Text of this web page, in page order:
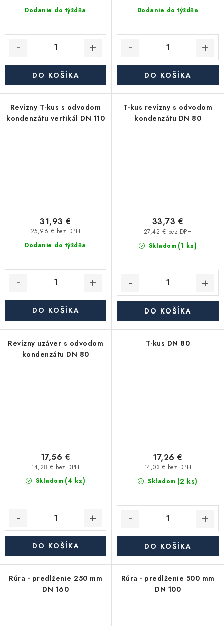
Dodanie do týždňa
DO KOŠÍKA
Dodanie do týždňa
DO KOŠÍKA
Revízny T-kus s odvodom
kondenzátu vertikál DN 110
Dodanie do týždňa
25,96 € bez DPH
31,93 €
DO KOŠÍKA
T-kus revízny s odvodom
kondenzátu DN 80
Skladom (1 ks)
27,42 € bez DPH
33,73 €
DO KOŠÍKA
Revízny uzáver s odvodom
kondenzátu DN 80
Skladom (4 ks)
14,28 € bez DPH
17,56 €
DO KOŠÍKA
T-kus DN 80
Skladom (2 ks)
14,03 € bez DPH
17,26 €
DO KOŠÍKA
Rúra - predlženie 250 mm
DN 160
Rúra - predlženie 500 mm
DN 100